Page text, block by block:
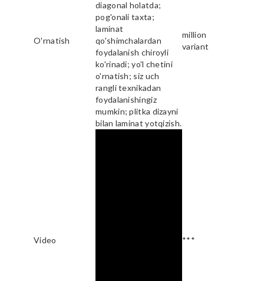
O'rnatish
diagonal holatda;
pog'onali taxta;
laminat
qo'shimchalardan
foydalanish chiroyli
ko'rinadi; yo'l chetini
o'rnatish; siz uch
rangli texnikadan
foydalanishingiz
mumkin; plitka dizayni
bilan laminat yotqizish.
million
variant
Video ***